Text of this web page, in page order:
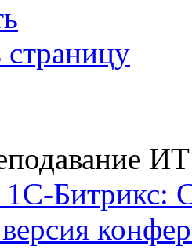
страницу
1С-Битрикс: